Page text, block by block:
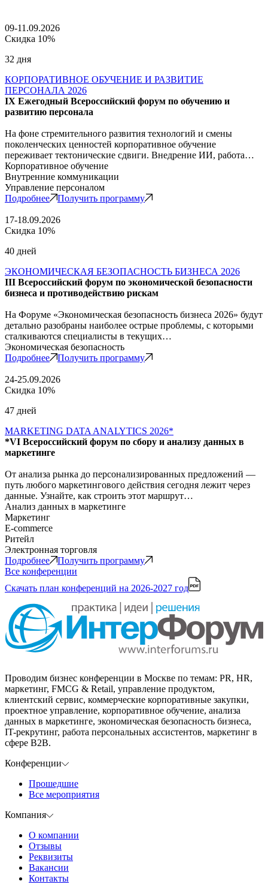
09-11.09.2026
Скидка 10%
32 дня
КОРПОРАТИВНОЕ ОБУЧЕНИЕ И РАЗВИТИЕ
ПЕРСОНАЛА 2026
IX Ежегодный Всероссийский форум по обучению и
развитию персонала
На фоне стремительного развития технологий и смены
поколенческих ценностей корпоративное обучение
переживает тектонические сдвиги. Внедрение ИИ, работа…
Корпоративное обучение
Внутренние коммуникации
Управление персоналом
Подробнее
Получить программу
17-18.09.2026
Скидка 10%
40 дней
ЭКОНОМИЧЕСКАЯ БЕЗОПАСНОСТЬ БИЗНЕСА 2026
III Всероссийский форум по экономической безопасности
бизнеса и противодействию рискам
На Форуме «Экономическая безопасность бизнеса 2026» будут
детально разобраны наиболее острые проблемы, с которыми
сталкиваются специалисты в текущих…
Экономическая безопасность
Подробнее
Получить программу
24-25.09.2026
Скидка 10%
47 дней
MARKETING DATA ANALYTICS 2026*
*VI Всероссийский форум по сбору и анализу данных в
маркетинге
От анализа рынка до персонализированных предложений —
путь любого маркетингового действия сегодня лежит через
данные. Узнайте, как строить этот маршрут…
Анализ данных в маркетинге
Маркетинг
E-commerce
Ритейл
Электронная торговля
Подробнее
Получить программу
Все конференции
Скачать план конференций на 2026-2027 год
Проводим бизнес конференции в Москве по темам: PR, HR,
маркетинг, FMCG & Retail, управление продуктом,
клиентский сервис, коммерческие корпоративные закупки,
проектное управление, корпоративное обучение, анализа
данных в маркетинге, экономическая безопасность бизнеса,
IT-рекрутинг, работа персональных ассистентов, маркетинг в
сфере B2B.
Конференции
Прошедшие
Все мероприятия
Компания
О компании
Отзывы
Реквизиты
Вакансии
Контакты